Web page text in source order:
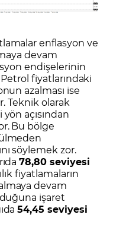
enflasyon ve
devam
endişelerinin
fiyatlarındaki
azalması ise
Teknik olarak
yön açısından
Bu bölge
söylemek zor.
78,80 seviyesi
fiyatlamaların
devam
işaret
54,45 seviyesi